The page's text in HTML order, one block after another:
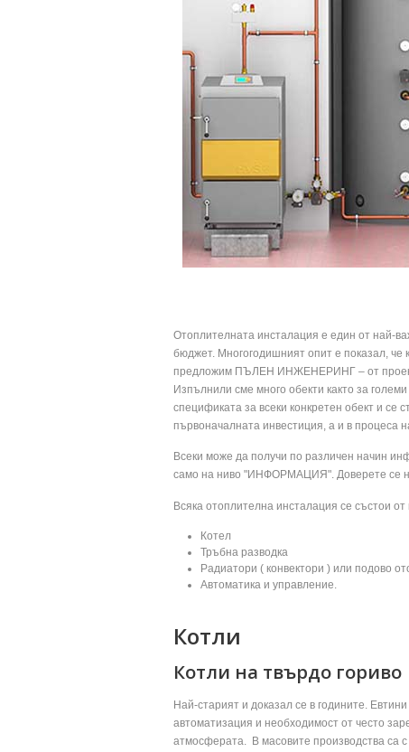
Отоплителната инсталация е един от най-
бюджет. Многогодишният опит е показал, че
предложим ПЪЛЕН ИНЖЕНЕРИНГ – от
Изпълнили сме много обекти както за
спецификата за всеки конкретен обект и
първоначалната инвестиция, а и в процеса
Всеки може да получи по различен начин
само на ниво "ИНФОРМАЦИЯ". Доверете се
Всяка отоплителна инсталация се състои
Котел
Тръбна разводка
Радиатори ( конвектори ) или подово
Автоматика и управление.
Котли
Котли на твърдо гориво
Най-старият и доказал се в годините.
автоматизация и необходимост от често
атмосферата. В масовите производства са